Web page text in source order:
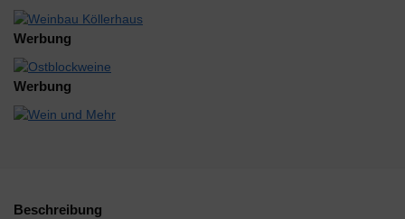
Werbung
Werbung
Beschreibung